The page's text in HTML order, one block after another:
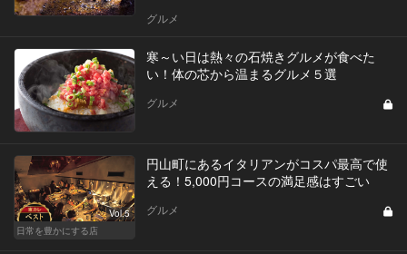
グルメ
寒～い日は熱々の石焼きグルメが食べた
い！体の芯から温まるグルメ５選
グルメ
Vol.5
日常を豊かにする店
円山町にあるイタリアンがコスパ最高で使
える！5,000円コースの満足感はすごい
グルメ